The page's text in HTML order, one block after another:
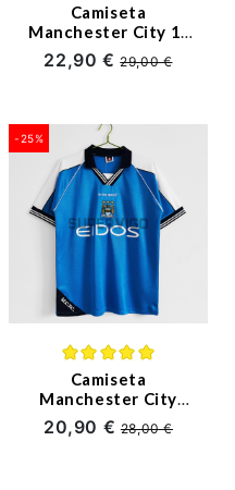
Camiseta
Manchester City 1ª
Equipación Retro
2002/03
22,90 €29,00 €
-25%
(4)
Camiseta
Manchester City
Primera Equipación
Retro 1999/01
20,90 €28,00 €